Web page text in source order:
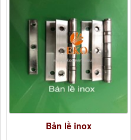
Bản lề inox